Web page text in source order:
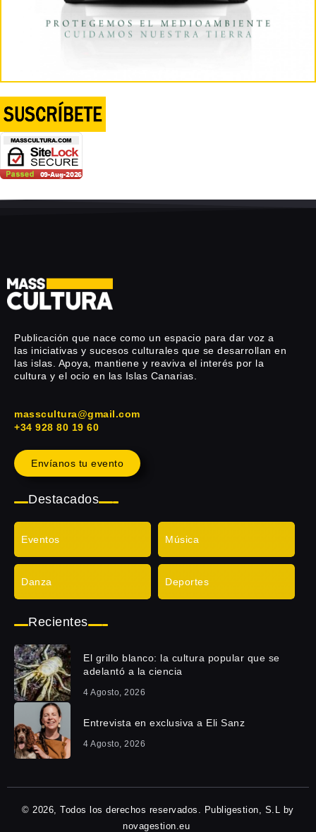
Publicación que nace como un espacio para dar voz a
las iniciativas y sucesos culturales que se desarrollan en
las islas. Apoya, mantiene y reaviva el interés por la
cultura y el ocio en las Islas Canarias.
masscultura@gmail.com
+34 928 80 19 60
Envíanos tu evento
Destacados
Eventos Música
Danza Deportes
Recientes
El grillo blanco: la cultura popular que se
adelantó a la ciencia
4 Agosto, 2026
Entrevista en exclusiva a Eli Sanz
4 Agosto, 2026
© 2026, Todos los derechos reservados. Publigestion, S.L by
novagestion.eu